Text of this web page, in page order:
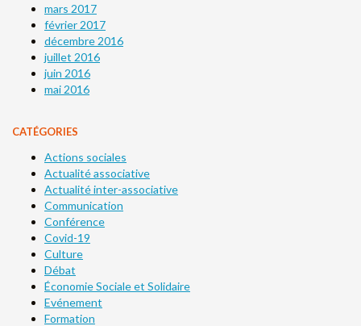
mars 2017
février 2017
décembre 2016
juillet 2016
juin 2016
mai 2016
CATÉGORIES
Actions sociales
Actualité associative
Actualité inter-associative
Communication
Conférence
Covid-19
Culture
Débat
Économie Sociale et Solidaire
Evénement
Formation